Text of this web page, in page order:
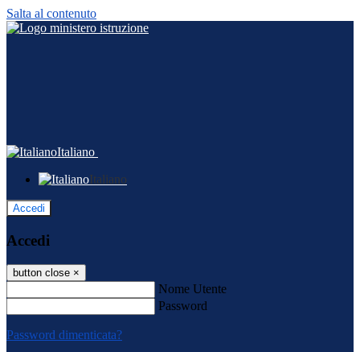
Salta al contenuto
Italiano
Italiano
Accedi
Accedi
button close ×
Nome Utente
Password
Password dimenticata?